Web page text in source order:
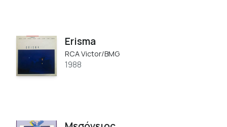
Erisma
RCA Victor/BMG
1988